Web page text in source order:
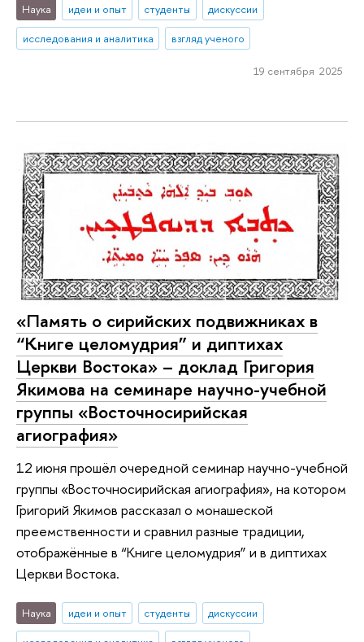
Наука идеи и опыт студенты
дискуссии
исследования и аналитика
взгляд ученого
19 сентября 2025
«Память о сирийских подвижниках в
“Книге целомудрия” и диптихах
Церкви Востока» – доклад Григория
Якимова на семинаре научно-учебной
группы «Восточносирийская
агиография»
12 июня прошёл очередной семинар научно-учебной
группы «Восточносирийская агиография», на котором
Григорий Якимов рассказал о монашеской
преемственности и сравнил разные традиции,
отображённые в “Книге целомудрия” и в диптихах
Церкви Востока.
Наука идеи и опыт студенты
дискуссии